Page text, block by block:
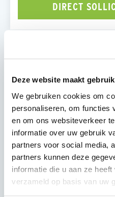
Deze website maakt
We gebruiken cookies om
personaliseren, om functies
en om ons websiteverkeer
informatie over uw gebruik
partners voor social media,
partners kunnen deze
informatie die u aan ze
verzameld op basis van uw
DIRECT
OVER DE FUNCTIE
Als Elektromonteur ga je
woningbouw, utiliteit of
dat elektrotechnische
worden aangelegd,
het nu gaat om
verlichting of
de basis voor veilige en
installaties.